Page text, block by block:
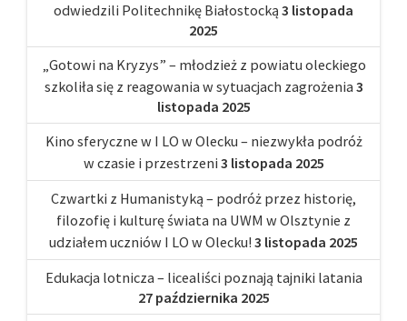
odwiedzili Politechnikę Białostocką 3 listopada
2025
„Gotowi na Kryzys” – młodzież z powiatu oleckiego
szkoliła się z reagowania w sytuacjach zagrożenia 3
listopada 2025
Kino sferyczne w I LO w Olecku – niezwykła podróż
w czasie i przestrzeni 3 listopada 2025
Czwartki z Humanistyką – podróż przez historię,
filozofię i kulturę świata na UWM w Olsztynie z
udziałem uczniów I LO w Olecku! 3 listopada 2025
Edukacja lotnicza – licealiści poznają tajniki latania
27 października 2025